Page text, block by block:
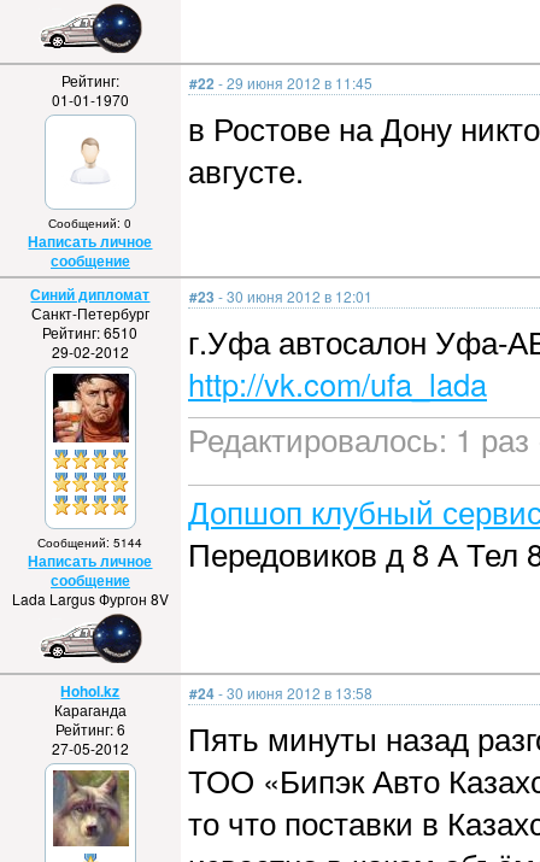
Рейтинг:
01-01-1970
Сообщений: 0
Написать личное
сообщение
#22 - 29 июня 2012 в 11:45
в Ростове на Дону
августе.
Синий дипломат
Санкт-Петербург
Рейтинг: 6510
29-02-2012
Сообщений: 5144
Написать личное
сообщение
Lada Largus Фургон 8V
#23 - 30 июня 2012 в 12:01
г.Уфа автосалон Уфа-
http://vk.com/ufa_lada
Редактировалось: 1
Допшоп клубный
Передовиков д 8 А Тел
Hohol.kz
Караганда
Рейтинг: 6
27-05-2012
#24- 30 июня 2012 в 13:58
Пять минуты назад
ТОО «Бипэк Авто
то что поставки в